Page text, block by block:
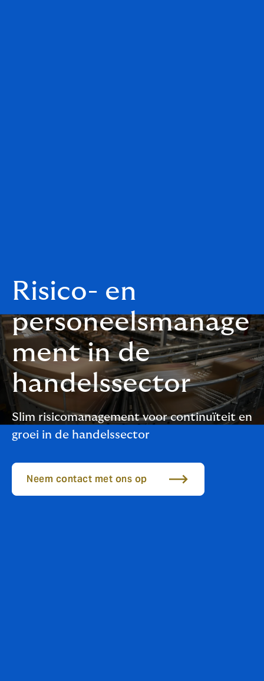
Risico- en
personeelsmanage
ment in de
handelssector
Slim risicomanagement voor continuïteit en
groei in de handelssector
Neem contact met ons op